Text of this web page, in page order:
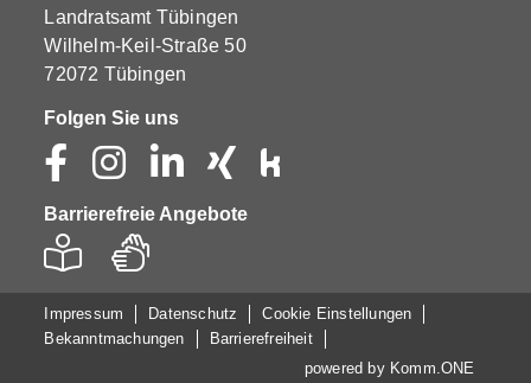
Landratsamt Tübingen
Wilhelm-Keil-Straße 50
72072 Tübingen
Folgen Sie uns
Barrierefreie Angebote
Impressum Datenschutz
Cookie Einstellungen
Bekanntmachungen
Barrierefreiheit
powered by Komm.ONE